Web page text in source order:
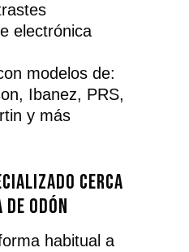
electrónica
modelos de:
Ibanez, PRS,
y más
cerca
Odón
habitual a